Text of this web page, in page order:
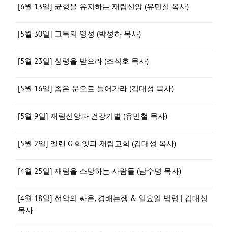
[6월 13일] 균형을 유지하는 재림신앙 (유민철 목사)
[5월 30일] 고독의 영성 (박성하 목사)
[5월 23일] 성령을 받으라 (조석호 목사)
[5월 16일] 좁은 문으로 들어가라 (김대성 목사)
[5월 9일] 재림신앙과 건강기별 (유민철 목사)
[5월 2일] 엘렌 G 화잇과 재림교회 (김대성 목사)
[4월 25일] 재림을 소망하는 사람들 (남수명 목사)
[4월 18일] 선악의 싸운, 경배논쟁 & 일요일 법령 | 김대성
목사